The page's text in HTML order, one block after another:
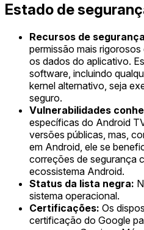
Estado de
Recursos de
permissão mais
os dados do aplicativo.
software, incluindo
kernel alternativo, seja
seguro.
Vulnerabilidades
específicas do Android
versões públicas, mas,
em Android, ele se
correções de segurança
ecossistema Android.
Status da lista negra:
sistema operacional.
Certificações: Os
certificação do Google